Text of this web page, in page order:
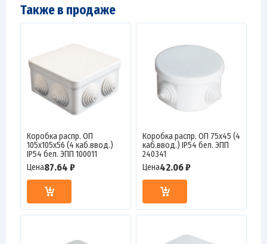
Также в продаже
Коробка распр. ОП
105х105х56 (4 каб.ввод.)
IP54 бел. ЭПП 100011
Цена87.64 ₽
Коробка распр. ОП 75х45 (4
каб.ввод.) IP54 бел. ЭПП
240341
Цена42.06 ₽